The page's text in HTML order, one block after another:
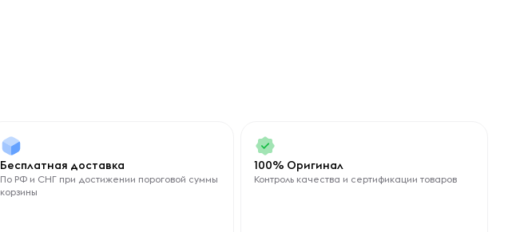
Бесплатная доставка
По РФ и СНГ при достижении пороговой суммы
корзины
100% Оригинал
Контроль качества и сертификации товаров